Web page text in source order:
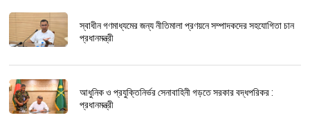
স্বাধীন গণমাধ্যমের জন্য নীতিমালা প্রণয়নে সম্পাদকদের সহযোগিতা চান
প্রধানমন্ত্রী
আধুনিক ও প্রযুক্তিনির্ভর সেনাবাহিনী গড়তে সরকার বদ্ধপরিকর :
প্রধানমন্ত্রী